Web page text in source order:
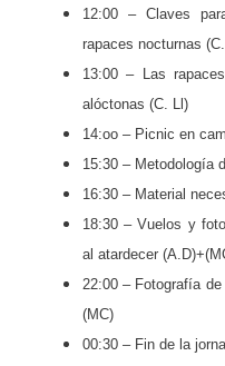
12:00 – Claves
rapaces nocturnas
13:00 – Las
alóctonas (C. Ll)
14:oo – Picnic en
15:30 – Metodología
16:30 – Material
18:30 – Vuelos y
al atardecer
22:00 – Fotografía
(MC)
00:30 – Fin de la